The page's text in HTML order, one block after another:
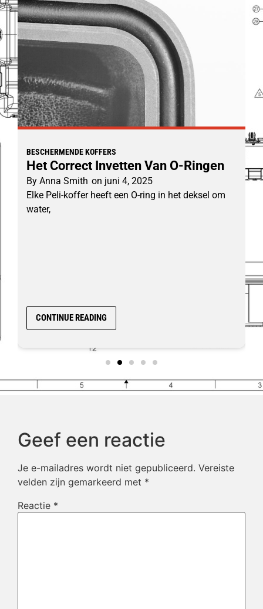
BESCHERMENDE KOFFERS
Het Correct Invetten Van O-Ringen
By Anna Smith on juni 4, 2025
Elke Peli-koffer heeft een O-ring in het deksel om
water,
CONTINUE READING
Geef een reactie
Je e-mailadres wordt niet gepubliceerd. Vereiste
velden zijn gemarkeerd met *
Reactie *